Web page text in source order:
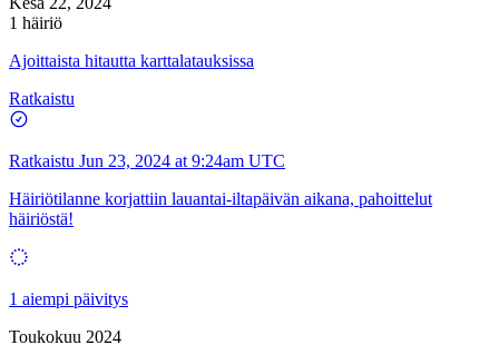
1 häiriö
Ajoittaista hitautta karttalatauksissa
Ratkaistu
Ratkaistu Jun 23, 2024 at 9:24am UTC
Häiriötilanne korjattiin lauantai-iltapäivän aikana, pahoittelut
häiriöstä!
1 aiempi päivitys
Toukokuu 2024